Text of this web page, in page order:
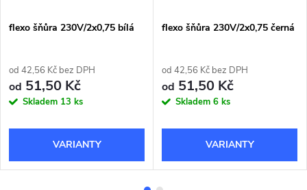
flexo šňůra 230V/2x0,75 bílá
od 42,56 Kč bez DPH
od 51,50 Kč
Skladem 13 ks
flexo šňůra 230V/2x0,75 černá
od 42,56 Kč bez DPH
od 51,50 Kč
Skladem 6 ks